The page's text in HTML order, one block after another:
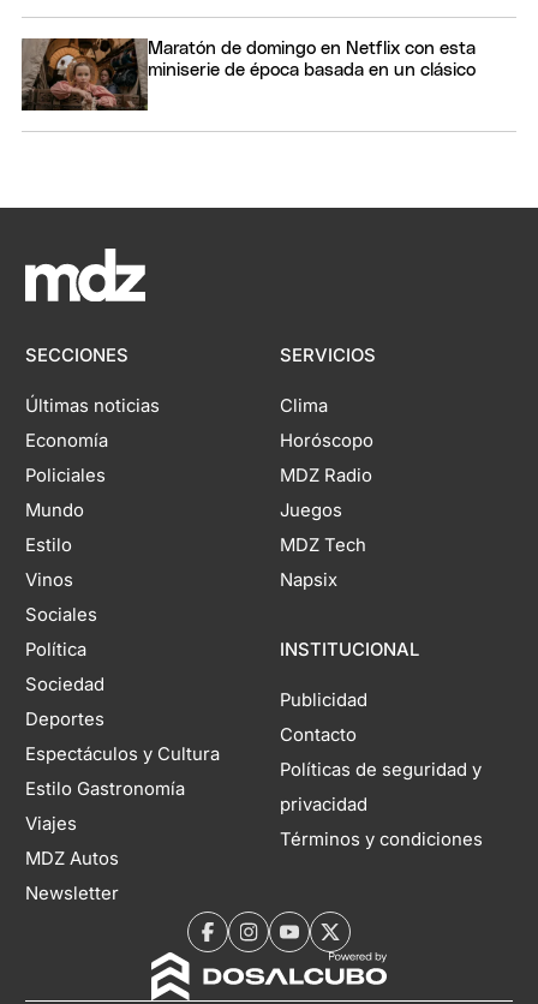
Maratón de domingo en Netflix con esta
miniserie de época basada en un clásico
SECCIONES
Últimas noticias
Economía
Policiales
Mundo
Estilo
Vinos
Sociales
Política
Sociedad
Deportes
Espectáculos y Cultura
Estilo Gastronomía
Viajes
MDZ Autos
Newsletter
SERVICIOS
Clima
Horóscopo
MDZ Radio
Juegos
MDZ Tech
Napsix
INSTITUCIONAL
Publicidad
Contacto
Políticas de seguridad y
privacidad
Términos y condiciones